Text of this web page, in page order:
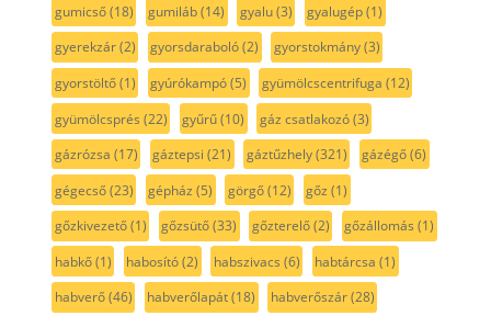
gumicső(18) gumiláb(14) gyalu(3) gyalugép(1)
gyerekzár(2) gyorsdaraboló(2) gyorstokmány(3)
gyorstöltő(1) gyúrókampó(5) gyümölcscentrifuga (12)
gyümölcsprés (22) gyűrű(10) gáz csatlakozó(3)
gázrózsa (17) gáztepsi (21) gáztűzhely(321) gázégő(6)
gégecső(23) gépház (5) görgő(12) gőz (1)
gőzkivezető(1) gőzsütő(33) gőzterelő(2) gőzállomás (1)
habkő(1) habosító(2) habszivacs (6) habtárcsa (1)
habverő(46) habverőlapát(18) habverőszár(28)